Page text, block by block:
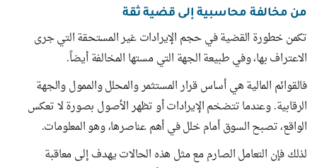
من مخالفة محاسبية إلى قضية ثقة
تكمن خطورة القضية في حجم الإيرادات غير المستحقة التي جرى
الاعتراف بها، وفي طبيعة الجهة التي مستها المخالفة أيضاً.
فالقوائم المالية هي أساس قرار المستثمر والمحلل والممول والجهة
الرقابية. وعندما تتضخم الإيرادات أو تظهر الأصول بصورة لا تعكس
الواقع، تصبح السوق أمام خلل في أهم عناصرها، وهو المعلومات.
لذلك فإن التعامل الصارم مع مثل هذه الحالات يهدف إلى معاقبة